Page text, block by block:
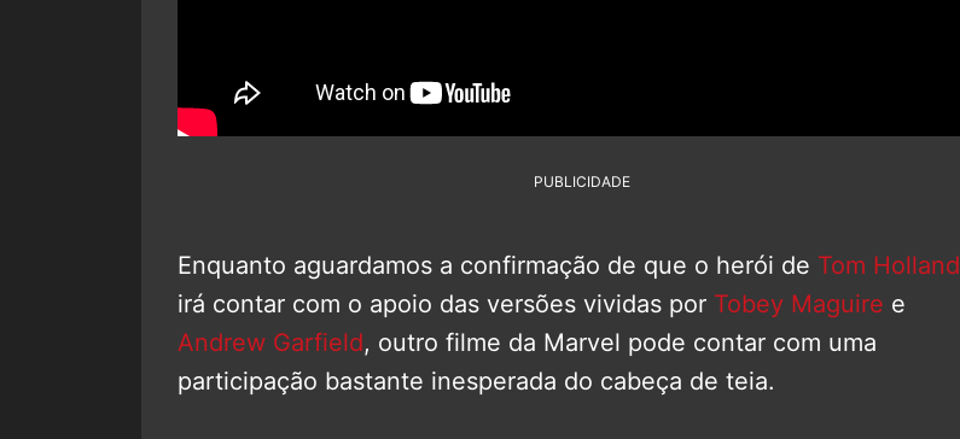
PUBLICIDADE
Enquanto aguardamos a confirmação de que o herói de Tom Holland
irá contar com o apoio das versões vividas por Tobey Maguire e
Andrew Garfield, outro filme da Marvel pode contar com uma
participação bastante inesperada do cabeça de teia.